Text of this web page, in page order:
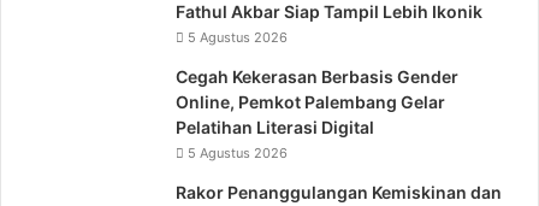
Fathul Akbar Siap Tampil Lebih Ikonik
5 Agustus 2026
Cegah Kekerasan Berbasis Gender
Online, Pemkot Palembang Gelar
Pelatihan Literasi Digital
5 Agustus 2026
Rakor Penanggulangan Kemiskinan dan